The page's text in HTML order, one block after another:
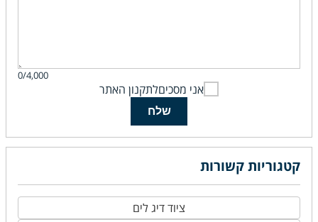
0/4,000
אני מסכיםלתקנון האתר
שלח
קטגוריות קשורות
ציוד דיג לים